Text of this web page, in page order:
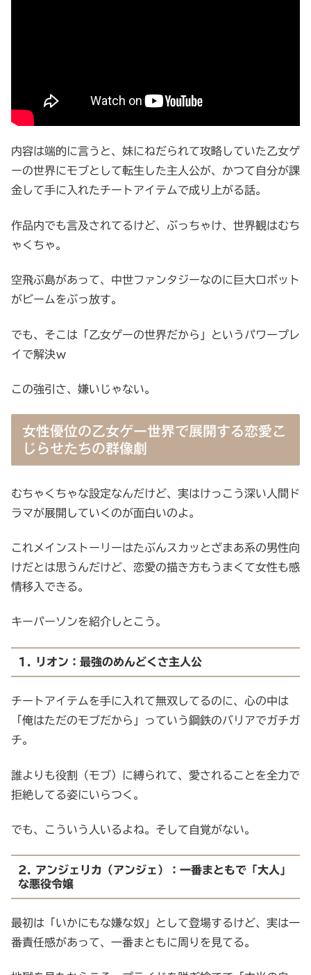
内容は端的に言うと、妹にねだられて攻略していた乙女ゲ
ーの世界にモブとして転生した主人公が、かつて自分が課
金して手に入れたチートアイテムで成り上がる話。
作品内でも言及されてるけど、ぶっちゃけ、世界観はむち
ゃくちゃ。
空飛ぶ島があって、中世ファンタジーなのに巨大ロボット
がビームをぶっ放す。
でも、そこは「乙女ゲーの世界だから」というパワープレ
イで解決ｗ
この強引さ、嫌いじゃない。
女性優位の乙女ゲー世界で展開する恋愛こ
じらせたちの群像劇
むちゃくちゃな設定なんだけど、実はけっこう深い人間ド
ラマが展開していくのが面白いのよ。
これメインストーリーはたぶんスカッとざまあ系の男性向
けだとは思うんだけど、恋愛の描き方もうまくて女性も感
情移入できる。
キーパーソンを紹介しとこう。
1. リオン：最強のめんどくさ主人公
チートアイテムを手に入れて無双してるのに、心の中は
「俺はただのモブだから」っていう鋼鉄のバリアでガチガ
チ。
誰よりも役割（モブ）に縛られて、愛されることを全力で
拒絶してる姿にいらつく。
でも、こういう人いるよね。そして自覚がない。
2. アンジェリカ（アンジェ）：一番まともで「大人」
な悪役令嬢
最初は「いかにもな嫌な奴」として登場するけど、実は一
番責任感があって、一番まともに周りを見てる。